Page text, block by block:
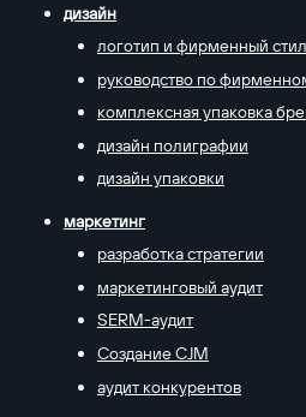
дизайн
логотип и фирменный
руководство по
комплексная упаковка
дизайн полиграфии
дизайн упаковки
маркетинг
разработка стратегии
маркетинговый аудит
SERM-аудит
Создание CJM
аудит конкурентов